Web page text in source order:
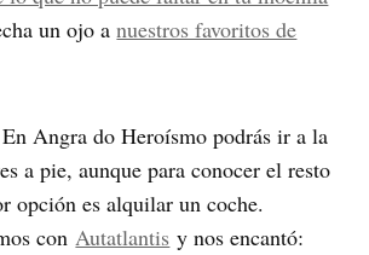
un ojo anuestros favoritos de
Angra do Heroísmo podrás ir a la
a pie, aunque para conocer el resto
opción es alquilar un coche.
conAutatlantis y nos encantó: